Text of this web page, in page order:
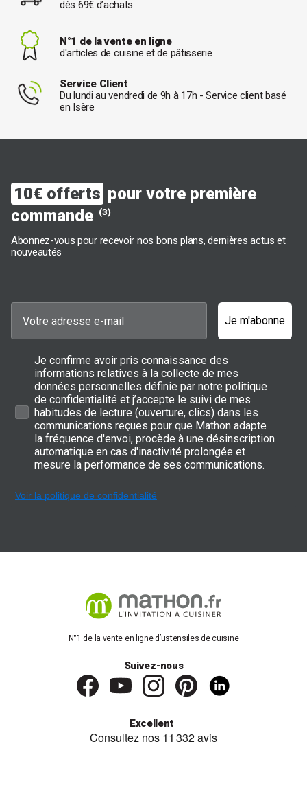
dès 69€ d’achats
N°1 de la vente en ligne
d'articles de cuisine et de pâtisserie
Service Client
Du lundi au vendredi de 9h à 17h - Service client basé
en Isère
10€ offerts pour votre première
commande (3)
Abonnez-vous pour recevoir nos bons plans, dernières actus et
nouveautés
Je m'abonne
Je confirme avoir pris connaissance des
informations relatives à la collecte de mes
données personnelles définie par notre politique
de confidentialité et j’accepte le suivi de mes
habitudes de lecture (ouverture, clics) dans les
communications reçues pour que Mathon adapte
la fréquence d'envoi, procède à une désinscription
automatique en cas d'inactivité prolongée et
mesure la performance de ses communications.
Voir la politique de confidentialité
N°1 de la vente en ligne d’ustensiles de cuisine
Suivez-nous
Excellent